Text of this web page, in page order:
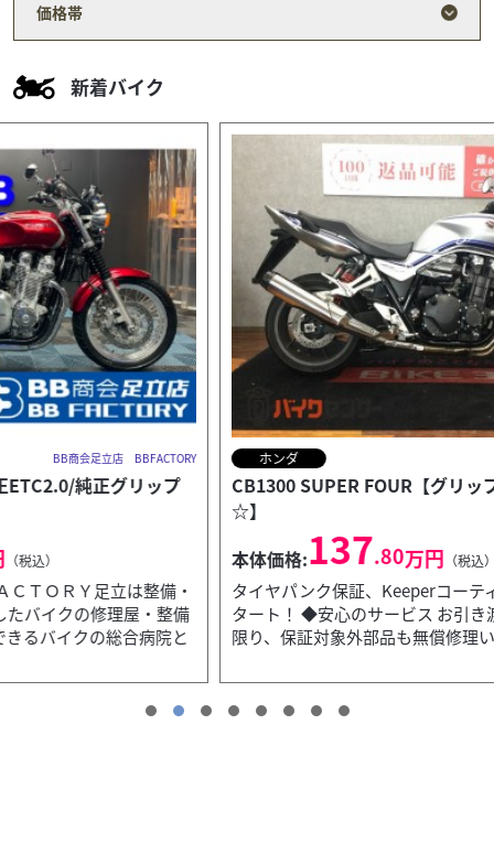
価格帯
新着バイク
ホンダ
CB1300 SUPER FOUR【グリップヒーター装備
本体価格:
万円（税込）
タイヤパンク保証、Keeperコーティングサービスス
タート！ ◆安心のサービス お引き渡し後7日間以内に
限り、保証対象外部品も無償修理いたします。 ◆12...